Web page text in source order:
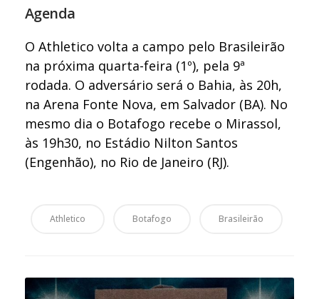
Agenda
O Athletico volta a campo pelo Brasileirão
na próxima quarta-feira (1º), pela 9ª
rodada. O adversário será o Bahia, às 20h,
na Arena Fonte Nova, em Salvador (BA). No
mesmo dia o Botafogo recebe o Mirassol,
às 19h30, no Estádio Nilton Santos
(Engenhão), no Rio de Janeiro (RJ).
Athletico Botafogo Brasileirão